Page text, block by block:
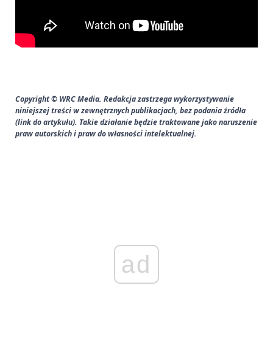
Copyright © WRC Media. Redakcja zastrzega wykorzystywanie
niniejszej treści w zewnętrznych publikacjach, bez podania źródła
(link do artykułu). Takie działanie będzie traktowane jako naruszenie
praw autorskich i praw do własności intelektualnej.
ad